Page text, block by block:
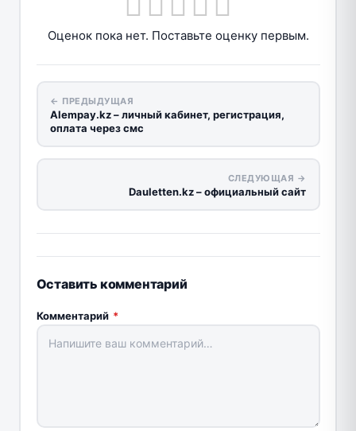
Оценок пока нет. Поставьте оценку первым.
← ПРЕДЫДУЩАЯ
Аlempay.kz – личный кабинет, регистрация,
оплата через смс
СЛЕДУЮЩАЯ →
Dauletten.kz – официальный сайт
Оставить комментарий
Комментарий *